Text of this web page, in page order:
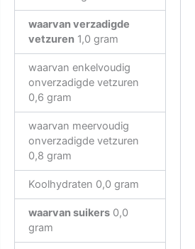
waarvan verzadigde
vetzuren 1,0 gram
waarvan enkelvoudig
onverzadigde vetzuren
0,6 gram
waarvan meervoudig
onverzadigde vetzuren
0,8 gram
Koolhydraten 0,0 gram
waarvan suikers 0,0
gram